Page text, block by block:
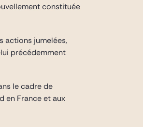
constituée
actions jumelées,
précédemment
le cadre de
en France et aux